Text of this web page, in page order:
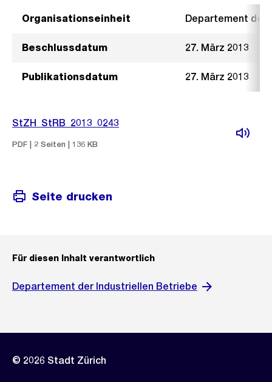
Organisationseinheit Departement der
Beschlussdatum 27. März 2013
Publikationsdatum 27. März 2013
StZH_StRB_2013_0243
PDF | 2 Seiten | 136 KB
Seite drucken
Für diesen Inhalt verantwortlich
Departement der Industriellen Betriebe
© 2026 Stadt Zürich